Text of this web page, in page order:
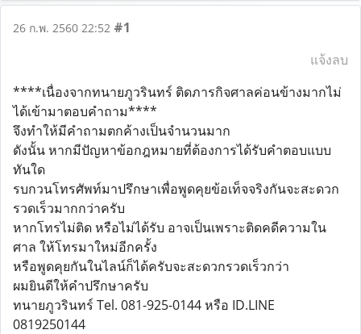
26 ก.พ. 2560 22:52 #1
แจ้งลบ
****เนื่องจากทนายภูวรินทร์ ติดภารกิจศาลค่อนข้างมากไม่
ได้เข้ามาตอบคำถาม****
จึงทำให้มีคำถามตกค้างเป็นจำนวนมาก
ดังนั้น หากมีปัญหาข้อกฎหมายที่ต้องการได้รับคำตอบแบบ
ทันใด
​รบกวนโทรศัพท์มาปรึกษาเพื่อพูดคุยข้อเท็จจริงกันจะสะดวก
รวดเร็วมากกว่าครับ
หากโทรไม่ติด หรือไม่ได้รับ อาจเป็นเพราะติดคดีความใน
ศาล ให้โทรมาใหม่อีกครั้ง
หรือพูดคุยกันในไลน์ก็ได้ครับจะสะดวกรวดเร็วกว่า
ผมยินดีให้คำปรึกษาครับ
ทนายภูวรินทร์ Tel. 081-925-0144 หรือ ID.LINE
0819250144